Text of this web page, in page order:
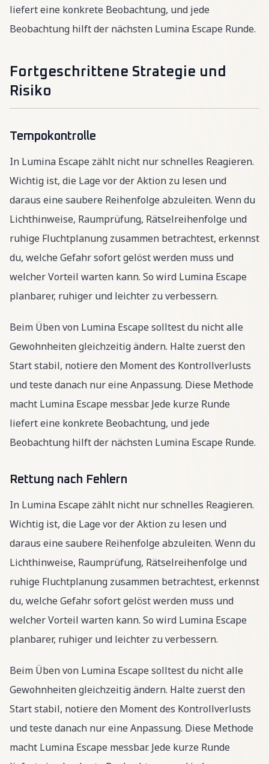
liefert eine konkrete Beobachtung, und jede
Beobachtung hilft der nächsten Lumina Escape Runde.
Fortgeschrittene Strategie und
Risiko
Tempokontrolle
In Lumina Escape zählt nicht nur schnelles Reagieren.
Wichtig ist, die Lage vor der Aktion zu lesen und
daraus eine saubere Reihenfolge abzuleiten. Wenn du
Lichthinweise, Raumprüfung, Rätselreihenfolge und
ruhige Fluchtplanung zusammen betrachtest, erkennst
du, welche Gefahr sofort gelöst werden muss und
welcher Vorteil warten kann. So wird Lumina Escape
planbarer, ruhiger und leichter zu verbessern.
Beim Üben von Lumina Escape solltest du nicht alle
Gewohnheiten gleichzeitig ändern. Halte zuerst den
Start stabil, notiere den Moment des Kontrollverlusts
und teste danach nur eine Anpassung. Diese Methode
macht Lumina Escape messbar. Jede kurze Runde
liefert eine konkrete Beobachtung, und jede
Beobachtung hilft der nächsten Lumina Escape Runde.
Rettung nach Fehlern
In Lumina Escape zählt nicht nur schnelles Reagieren.
Wichtig ist, die Lage vor der Aktion zu lesen und
daraus eine saubere Reihenfolge abzuleiten. Wenn du
Lichthinweise, Raumprüfung, Rätselreihenfolge und
ruhige Fluchtplanung zusammen betrachtest, erkennst
du, welche Gefahr sofort gelöst werden muss und
welcher Vorteil warten kann. So wird Lumina Escape
planbarer, ruhiger und leichter zu verbessern.
Beim Üben von Lumina Escape solltest du nicht alle
Gewohnheiten gleichzeitig ändern. Halte zuerst den
Start stabil, notiere den Moment des Kontrollverlusts
und teste danach nur eine Anpassung. Diese Methode
macht Lumina Escape messbar. Jede kurze Runde